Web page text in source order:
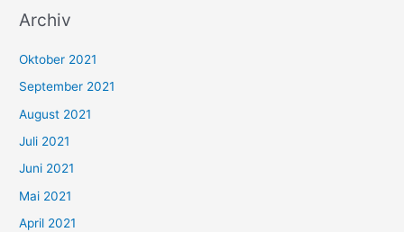
c
n
n
a
c
h
:
Archiv
Oktober 2021
September 2021
August 2021
Juli 2021
Juni 2021
Mai 2021
April 2021